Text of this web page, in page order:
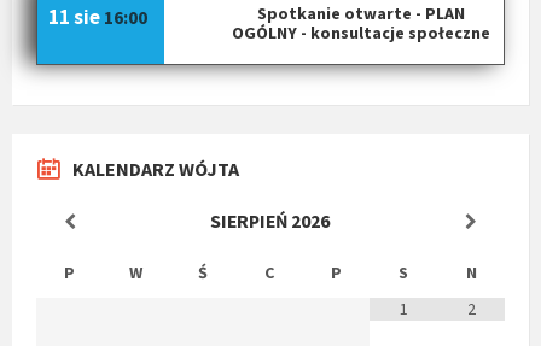
Spotkanie otwarte - PLAN
OGÓLNY - konsultacje społeczne
11 sie 16:00
KALENDARZ WÓJTA
SIERPIEŃ 2026
P W Ś C P S
N
1
2